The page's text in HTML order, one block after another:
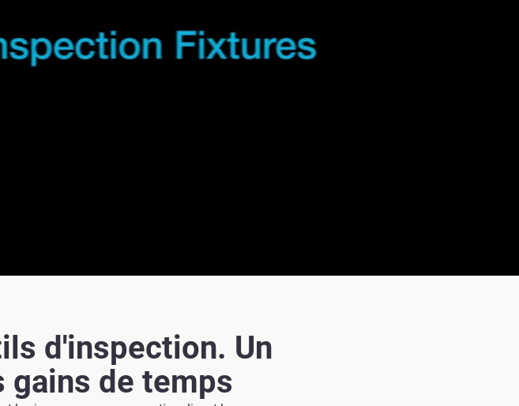
d'inspection. Un
gains de temps